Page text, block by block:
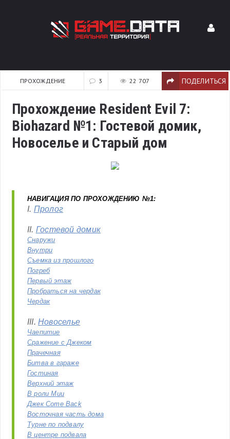
ПРОХОЖДЕНИЕ 3 22 707 ПОДЕЛИТЬСЯ
Прохождение Resident Evil 7:
Biohazard №1: Гостевой домик,
Новоселье и Старый дом
НАВИГАЦИЯ ПО ПРОХОЖДЕНИЮ №1:
I. Пролог
II. Гостевой домик
Снаружи
Внутри
Съемка из прошлого
Погреб
Первый этаж
Пробраться на чердак
Чердак
III. Новоселье
Чаепитие
Сражение с Джеком
Прачечная
Битва в гараже
Гостиная
Верхний этаж
В роли Мии
Джек Come Back
Восточная часть дома
Турне по подвалу
В центре подвала